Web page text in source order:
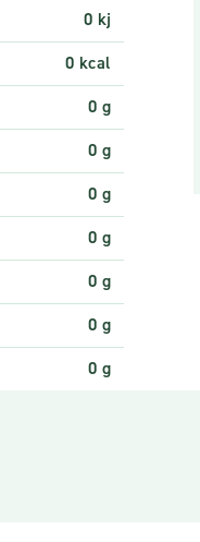
0 kj
0 kcal
0 g
0 g
0 g
0 g
0 g
0 g
0 g